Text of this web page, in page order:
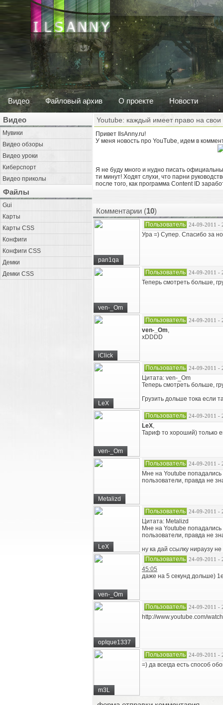
Видео Файловый архив О проекте Новости
Видео
Мувики
Видео обзоры
Видео уроки
Киберспорт
Видео приколы
Файлы
Gui
Карты
Карты CSS
Конфиги
Конфиги CSS
Демки
Демки CSS
Youtube: каждый имеет право на
Привет IlsAnny.ru!
У меня новость про YouTube, идем в
Я не буду много и нудно писать
ти минут! Ходят слухи, что парни
после того, как программа Content ID
Комментарии (10)
pan1qa
Пользователь 24-09-2011 -
Ура =) Супер. Спасибо за
ven-_Om
Пользователь 24-09-2011 -
Теперь смотреть больше,
iClick
Пользователь 24-09-2011 -
ven-_Om,
xDDDD
LeX
Пользователь 24-09-2011 -
Цитата: ven-_Om
Теперь смотреть больше,
Грузить дольше тока если
ven-_Om
Пользователь 24-09-2011 -
LeX,
Тариф то хороший) только
Metalizd
Пользователь 24-09-2011 -
Мне на Youtube
пользователи, правда не
LeX
Пользователь 24-09-2011 -
Цитата: Metalizd
Мне на Youtube
пользователи, правда не
ну ка дай ссылку нираузу
ven-_Om
Пользователь 24-09-2011 -
45:05
даже на 5 секунд дольше)
opIque1337
Пользователь 24-09-2011 -
http://www.youtube.com/
m3L
Пользователь 24-09-2011 -
=) да всегда есть способ